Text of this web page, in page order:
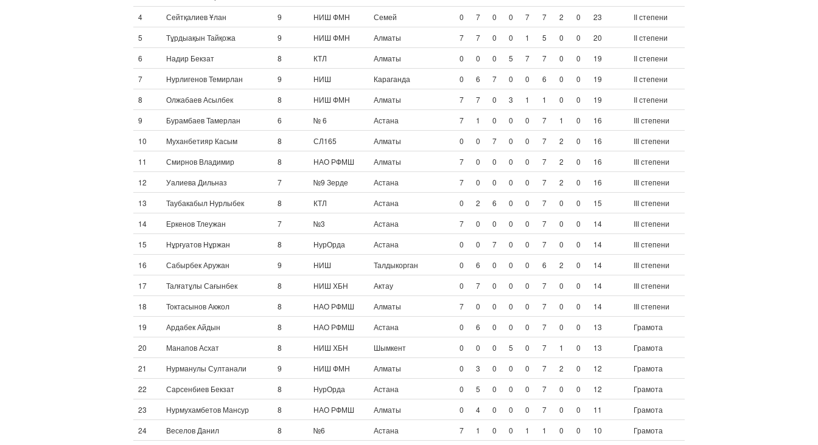
4
Сейтқалиев Ұлан 9 НИШ ФМН Семей 0 7 0 0 7 7 2 0 23
II степени
5
Тұрдыақын Тайқожа 9 НИШ ФМН Алматы 7 7 0 0 1 5 0 0 20
II степени
6
Надир Бекзат 8 КТЛ Алматы 0 0 0 5 7 7 0 0 19
II степени
7
Нурлигенов Темирлан 9 НИШ Караганда 0 6 7 0 0 6 0 0 19
II степени
8
Олжабаев Асылбек 8 НИШ ФМН Алматы 7 7 0 3 1 1 0 0 19
II степени
9
Бурамбаев Тамерлан 6 № 6 Астана 7 1 0 0 0 7 1 0 16
III степени
10
Муханбетияр Касым 8 СЛ165 Алматы 0 0 7 0 0 7 2 0 16
III степени
11
Смирнов Владимир 8 НАО РФМШ Алматы 7 0 0 0 0 7 2 0 16
III степени
12
Уалиева Дильназ 7 №9 Зерде Астана 7 0 0 0 0 7 2 0 16
III степени
13
Таубакабыл Нурлыбек 8 КТЛ Астана 0 2 6 0 0 7 0 0 15
III степени
14
Еркенов Тлеужан 7 №3 Астана 7 0 0 0 0 7 0 0 14
III степени
15
Нұрғуатов Нұржан 8 НурОрда Астана 0 0 7 0 0 7 0 0 14
III степени
16
Сабырбек Аружан 9 НИШ Талдыкорган 0 6 0 0 0 6 2 0 14
III степени
17
Талғатұлы Сағынбек 8 НИШ ХБН Актау 0 7 0 0 0 7 0 0 14
III степени
18
Токтасынов Акжол 8 НАО РФМШ Алматы 7 0 0 0 0 7 0 0 14
III степени
19
Ардабек Айдын 8 НАО РФМШ Астана 0 6 0 0 0 7 0 0 13
Грамота
20
Манапов Асхат 8 НИШ ХБН Шымкент 0 0 0 5 0 7 1 0 13
Грамота
21
Нурманулы Султанали 9 НИШ ФМН Алматы 0 3 0 0 0 7 2 0 12
Грамота
22
Сарсенбиев Бекзат 8 НурОрда Астана 0 5 0 0 0 7 0 0 12
Грамота
23
Нурмухамбетов Мансур 8 НАО РФМШ Алматы 0 4 0 0 0 7 0 0 11
Грамота
24
Веселов Данил 8 №6 Астана 7 1 0 0 1 1 0 0 10
Грамота